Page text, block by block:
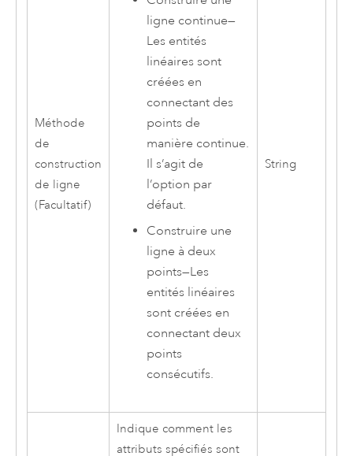
Méthode
de
construction
de ligne
(Facultatif)
ligne continue—
Les entités
linéaires sont
créées en
connectant des
points de
manière continue.
Il s’agit de
l’option par
défaut.
Construire une
ligne à deux
points—Les
entités linéaires
sont créées en
connectant deux
points
consécutifs.
String
Indique comment les
attributs spécifiés sont